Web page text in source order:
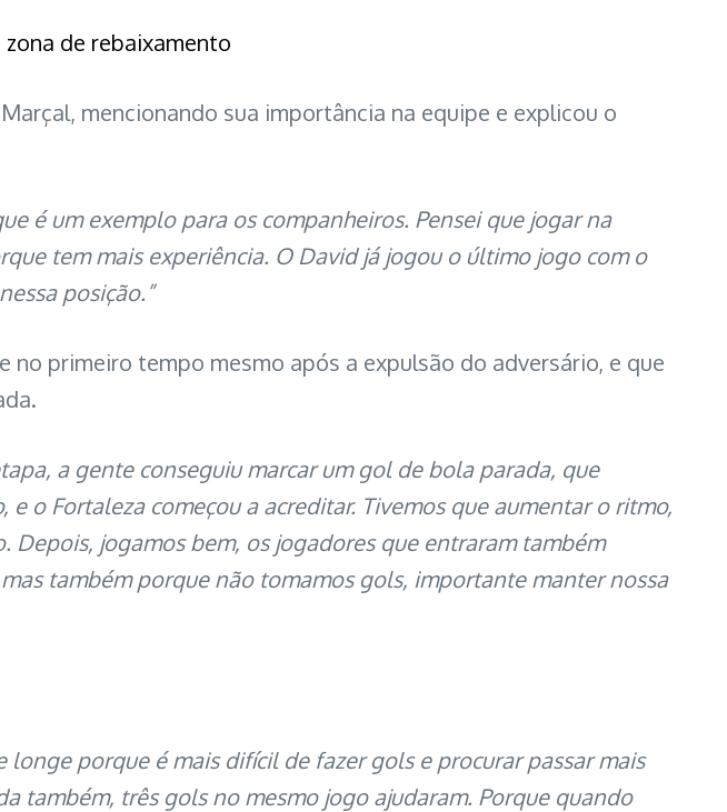
de rebaixamento
mencionando sua importância na equipe e explicou o
é um exemplo para os companheiros. Pensei que jogar na
tem mais experiência. O David já jogou o último jogo com o
posição.”
primeiro tempo mesmo após a expulsão do adversário, e que
a gente conseguiu marcar um gol de bola parada, que
o Fortaleza começou a acreditar. Tivemos que aumentar o ritmo,
jogamos bem, os jogadores que entraram também
também porque não tomamos gols, importante manter nossa
porque é mais difícil de fazer gols e procurar passar mais
também, três gols no mesmo jogo ajudaram. Porque quando